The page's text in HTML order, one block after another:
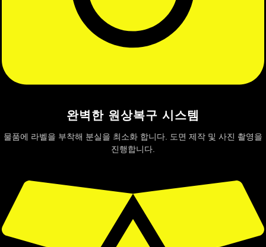
완벽한 원상복구 시스템
물품에 라벨을 부착해 분실을 최소화 합니다. 도면 제작 및 사진 촬영을
진행합니다.